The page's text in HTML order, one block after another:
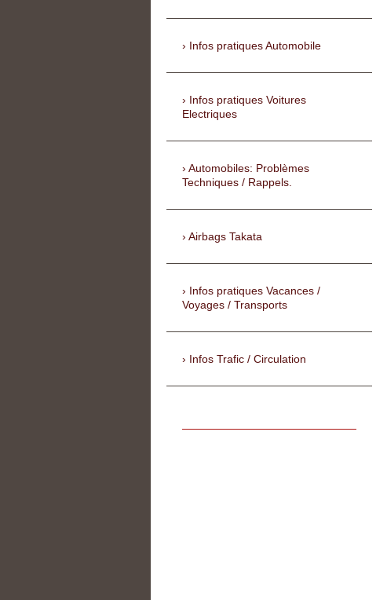
Infos pratiques Automobile
Infos pratiques Voitures
Electriques
Automobiles: Problèmes
Techniques / Rappels.
Airbags Takata
Infos pratiques Vacances /
Voyages / Transports
Infos Trafic / Circulation